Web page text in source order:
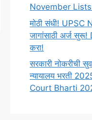
November Lists:
मोठी संधी! UPSC
जागांसाठी अर्ज
करा!
सरकारी नोकरीची
न्यायालय भरती
Court Bharti